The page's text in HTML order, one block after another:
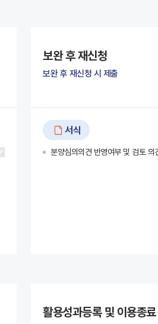
보완 후 재신청
보완 후 재신청 시 제출
서식
분양심의의견 반영여부 및 검토 의
활용성과등록 및 이용종료